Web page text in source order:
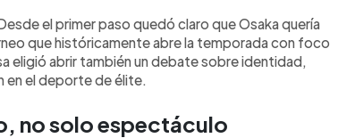
el primer paso quedó claro que Osaka quería
que históricamente abre la temporada con foco
eligió abrir también un debate sobre identidad,
el deporte de élite.
no solo espectáculo